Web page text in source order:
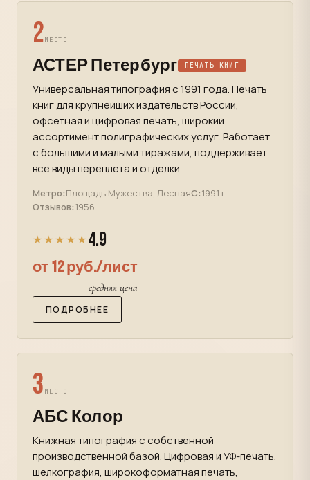
2МЕСТО
АСТЕР Петербург ПЕЧАТЬ КНИГ
Универсальная типография с 1991 года. Печать
книг для крупнейших издательств России,
офсетная и цифровая печать, широкий
ассортимент полиграфических услуг. Работает
с большими и малыми тиражами, поддерживает
все виды переплета и отделки.
Метро:Площадь Мужества, ЛеснаяС:1991 г.
Отзывов:1956
★★★★★ 4.9
от 12 руб./лист
средняя цена
ПОДРОБНЕЕ
3 МЕСТО
АБС Колор
Книжная типография с собственной
производственной базой. Цифровая и УФ-печать,
шелкография, широкоформатная печать,